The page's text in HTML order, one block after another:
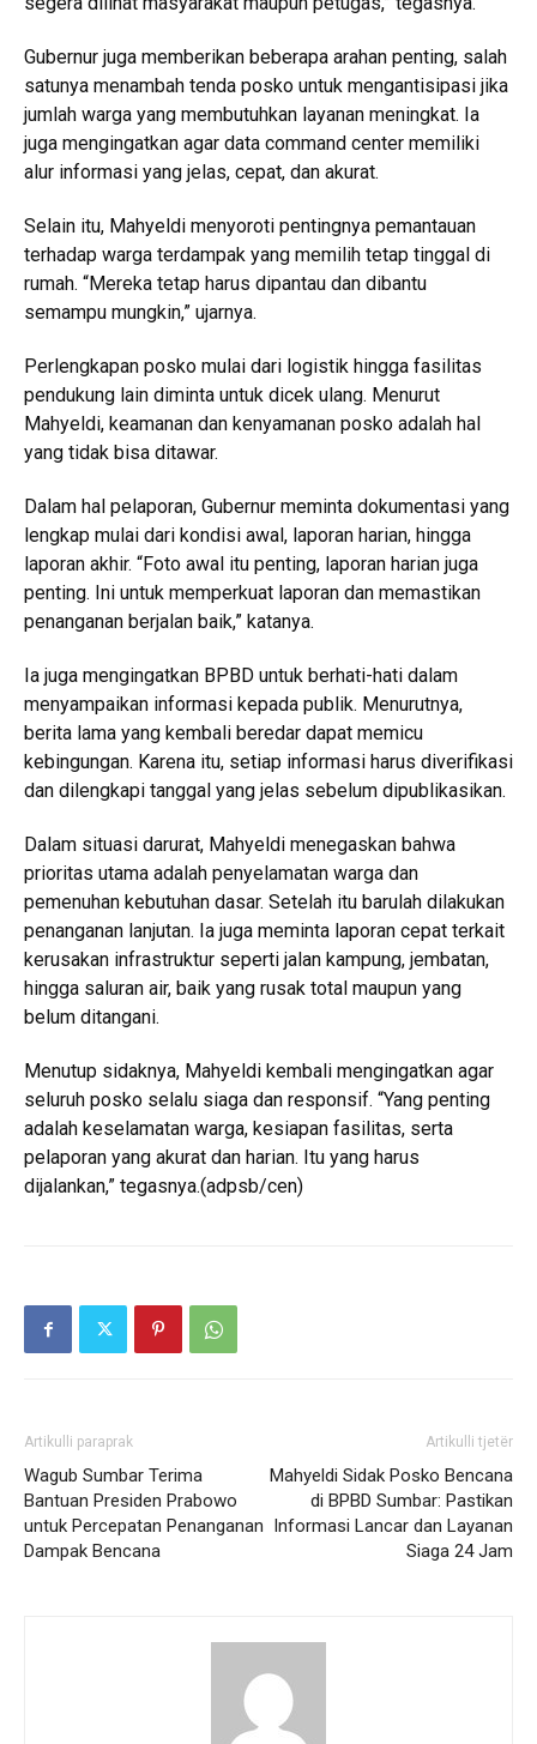
Gubernur juga memberikan beberapa arahan penting, salah
satunya menambah tenda posko untuk mengantisipasi jika
jumlah warga yang membutuhkan layanan meningkat. Ia
juga mengingatkan agar data command center memiliki
alur informasi yang jelas, cepat, dan akurat.
Selain itu, Mahyeldi menyoroti pentingnya pemantauan
terhadap warga terdampak yang memilih tetap tinggal di
rumah. “Mereka tetap harus dipantau dan dibantu
semampu mungkin,” ujarnya.
Perlengkapan posko mulai dari logistik hingga fasilitas
pendukung lain diminta untuk dicek ulang. Menurut
Mahyeldi, keamanan dan kenyamanan posko adalah hal
yang tidak bisa ditawar.
Dalam hal pelaporan, Gubernur meminta dokumentasi yang
lengkap mulai dari kondisi awal, laporan harian, hingga
laporan akhir. “Foto awal itu penting, laporan harian juga
penting. Ini untuk memperkuat laporan dan memastikan
penanganan berjalan baik,” katanya.
Ia juga mengingatkan BPBD untuk berhati-hati dalam
menyampaikan informasi kepada publik. Menurutnya,
berita lama yang kembali beredar dapat memicu
kebingungan. Karena itu, setiap informasi harus diverifikasi
dan dilengkapi tanggal yang jelas sebelum dipublikasikan.
Dalam situasi darurat, Mahyeldi menegaskan bahwa
prioritas utama adalah penyelamatan warga dan
pemenuhan kebutuhan dasar. Setelah itu barulah dilakukan
penanganan lanjutan. Ia juga meminta laporan cepat terkait
kerusakan infrastruktur seperti jalan kampung, jembatan,
hingga saluran air, baik yang rusak total maupun yang
belum ditangani.
Menutup sidaknya, Mahyeldi kembali mengingatkan agar
seluruh posko selalu siaga dan responsif. “Yang penting
adalah keselamatan warga, kesiapan fasilitas, serta
pelaporan yang akurat dan harian. Itu yang harus
dijalankan,” tegasnya.(adpsb/cen)
Artikulli paraprak
Wagub Sumbar Terima
Bantuan Presiden Prabowo
untuk Percepatan Penanganan
Dampak Bencana
Artikulli tjetër
Mahyeldi Sidak Posko Bencana
di BPBD Sumbar: Pastikan
Informasi Lancar dan Layanan
Siaga 24 Jam